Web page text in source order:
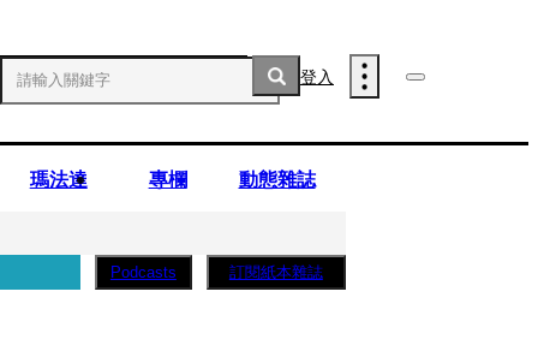
登入
瑪法達 專欄 動態雜誌
Podcasts 訂閱紙本雜誌